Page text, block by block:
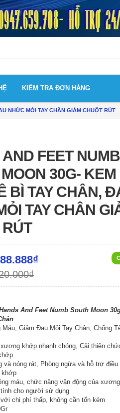
KIỂM TRA ĐƠN HÀNG
NHỨC MỎI TAY CHÂN GIẢM CHUỘT RÚT
FEET NUMB
30G- KEM
BÌ TAY CHÂN,
TAY CHÂN
And Feet Numb South Moon
Máu, Giảm Đau Mỏi Tay Chân, Chống
khớp nhanh chóng, Cải thiện
và nóng rát, Phòng ngừa và hỗ trợ điều
khớp
máu, chức năng vận động của
cho người sử dụng
chi phí thấp, không cần tốn kém